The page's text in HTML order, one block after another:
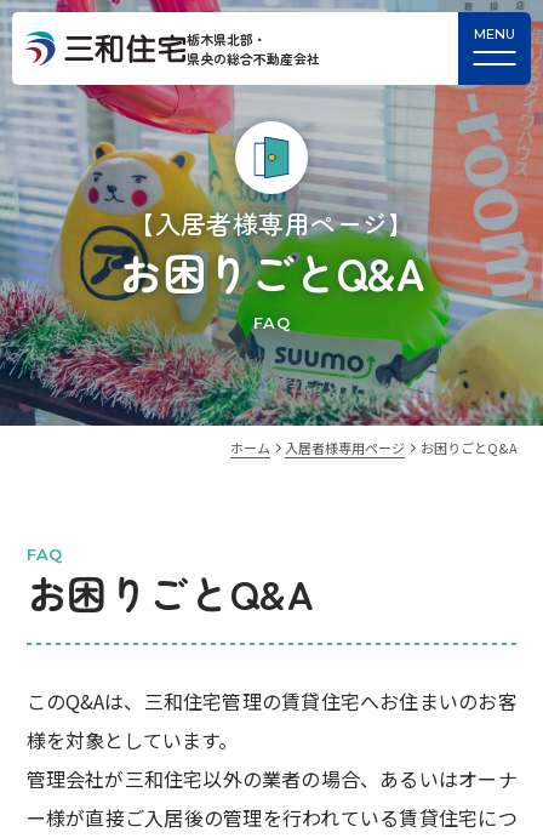
栃木県北部・
県央の総合不動産会社
【入居者様専用ページ】
お困りごとQ&A
FAQ
ホーム 入居者様専用ページ お困りごとQ&A
FAQ
お困りごとQ&A
このQ&Aは、三和住宅管理の賃貸住宅へお住まいのお客
様を対象としています。
管理会社が三和住宅以外の業者の場合、あるいはオーナ
ー様が直接ご入居後の管理を行われている賃貸住宅につ